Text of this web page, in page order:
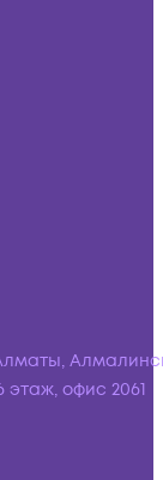
офис 2061